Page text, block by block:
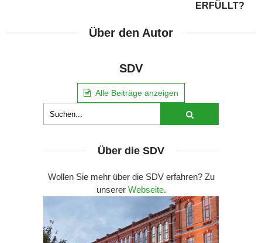
ERFÜLLT?
Über den Autor
SDV
Alle Beiträge anzeigen
Über die SDV
Wollen Sie mehr über die SDV erfahren? Zu
unserer Webseite.